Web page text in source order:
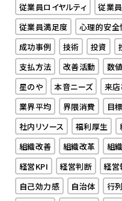
従業員ロイヤルティ
従業
従業員満足度
心理的安全
成功事例
技術 投資
支払方法
改善活動 数
星のや
本音ニーズ 来
業界平均
界隈消費 目
社内リソース
福利厚生
組織改善
組織改革 組
経営KPI
経営判断 経営
自己効力感
自治体 行列